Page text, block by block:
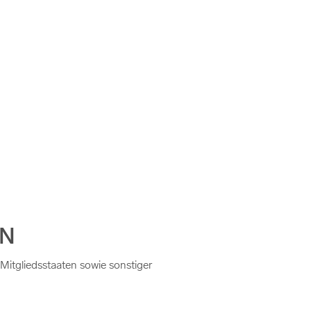
sowie sonstiger